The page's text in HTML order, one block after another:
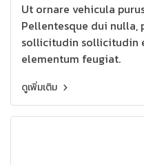
Ut ornare vehicula
Pellentesque dui
sollicitudin sollicitudin
elementum feugiat.
ดูเพิ่มเติม